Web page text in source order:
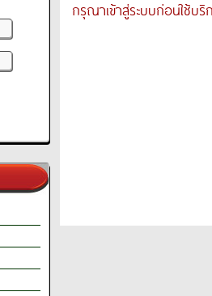
กรุณาเข้าสู่ระบบก่อนใช้บริ